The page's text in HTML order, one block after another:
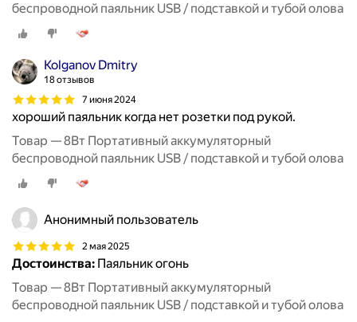
беспроводной паяльник USB / подставкой и тубой олова
Kolganov Dmitry
18 отзывов
7 июня 2024
хороший паяльник когда нет розетки под рукой.
Товар — 8Вт Портативный аккумуляторный
беспроводной паяльник USB / подставкой и тубой олова
Анонимный пользователь
2 мая 2025
Достоинства: Паяльник огонь
Товар — 8Вт Портативный аккумуляторный
беспроводной паяльник USB / подставкой и тубой олова